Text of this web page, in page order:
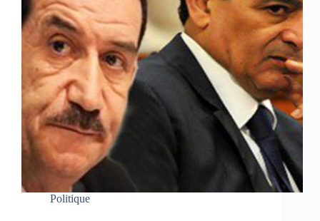
Politique